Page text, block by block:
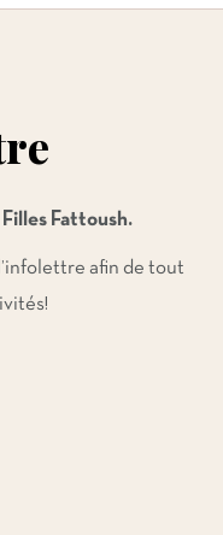
Filles Fattoush.
afin de tout